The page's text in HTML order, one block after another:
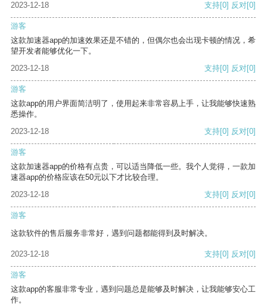
2023-12-18
支持[0] 反对[0]
游客
这款加速器app的加速效果还是不错的，但偶尔也会出现卡顿的情况，希
望开发者能够优化一下。
2023-12-18
支持[0] 反对[0]
游客
这款app的用户界面简洁明了，使用起来非常容易上手，让我能够快速熟
悉操作。
2023-12-18
支持[0] 反对[0]
游客
这款加速器app的价格有点贵，可以适当降低一些。我个人觉得，一款加
速器app的价格应该在50元以下才比较合理。
2023-12-18
支持[0] 反对[0]
游客
这款软件的售后服务非常好，遇到问题都能得到及时解决。
2023-12-18 支持[0] 反对[0]
游客
这款app的客服非常专业，遇到问题总是能够及时解决，让我能够安心工
作。